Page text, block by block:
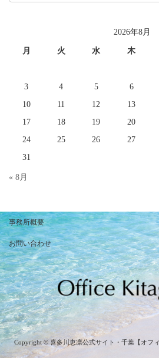
2026年8月
月 火 水 木
3
4 5 6
10
11 12 13
17
18 19 20
24
25 26 27
31
« 8月
事務所概要
お問い合わせ
Copyright © 喜多川恵凛公式サイト・千葉【オフィ